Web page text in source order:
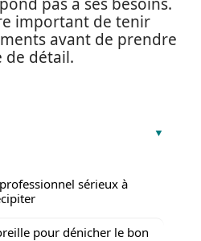
important de tenir
avant de prendre
de détail.
sérieux à
pour dénicher le bon